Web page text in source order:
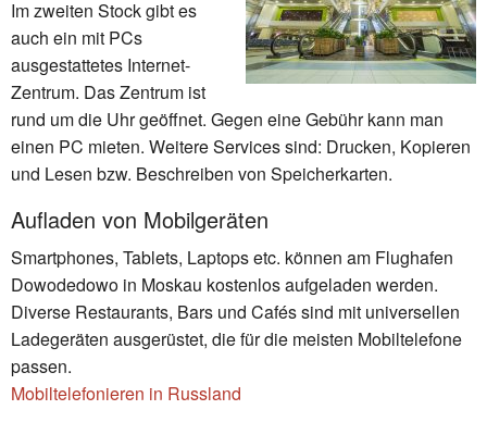
Im zweiten Stock gibt es
auch ein mit PCs
ausgestattetes Internet-
Zentrum. Das Zentrum ist
rund um die Uhr geöffnet. Gegen eine Gebühr kann man
einen PC mieten. Weitere Services sind: Drucken, Kopieren
und Lesen bzw. Beschreiben von Speicherkarten.
Aufladen von Mobilgeräten
Smartphones, Tablets, Laptops etc. können am Flughafen
Dowodedowo in Moskau kostenlos aufgeladen werden.
Diverse Restaurants, Bars und Cafés sind mit universellen
Ladegeräten ausgerüstet, die für die meisten Mobiltelefone
passen.
Mobiltelefonieren in Russland